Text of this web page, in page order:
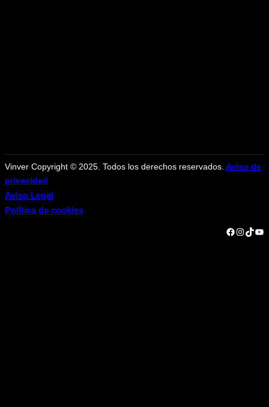
Vinver Copyright © 2025. Todos los derechos reservados. Aviso de
privacidad
Aviso Legal
Política de cookies
Facebook Instagram TikTok YouTube